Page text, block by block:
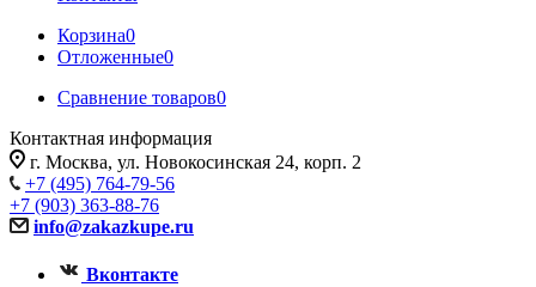
Корзина0
Отложенные0
Сравнение товаров0
Контактная информация
г. Москва, ул. Новокосинская 24, корп. 2
+7 (495) 764-79-56
+7 (903) 363-88-76
info@zakazkupe.ru
Вконтакте